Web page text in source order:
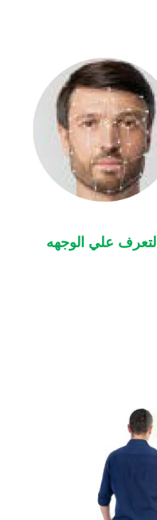
التعرف علي الوجهه